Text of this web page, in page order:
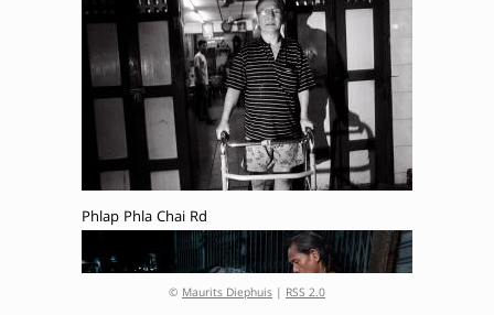
Phlap Phla Chai Rd
© Maurits Diephuis | RSS 2.0